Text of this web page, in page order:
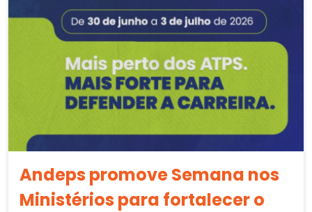
Andeps promove Semana nos
Ministérios para fortalecer o